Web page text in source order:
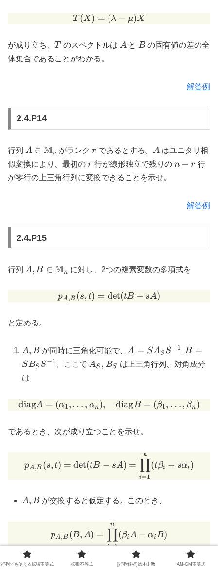
T(X) = ( \lambda - \mu )
T (X) = (λ − μ)X
が成り立ち、 T
T のスペクトルは A
A と B
Bの固有値の差の全
体集合であることがわかる。
解答例
2.4.P14
行列
A \in
\mathbb{M}_n
A ∈ Mn がランク r
r であるとする。 A
A はユニタリ相
似変換により、最初の r
r 行が線形独立で残りの n-
n − r 行
が零行の上三角行列に変換できることを示せ。
解答例
2.4.P15
行列
A, B \in
A, B ∈ Mn に対し、2つの複素変数の多項式を
p_{A,B}(s,t) = \det(t B -
pA,B (s, t) = det(tB − sA)
と定める。
A,
B
A, B が同時に三角化可能で、
A = S
A_S
S^{-1}
A = SAS S−1, B = S
B_S
B =
SBS S−1 、ここで A_S,
AS , BS は上三角行列、対角成分
は
\mathrm{diag} A =
diagA = (α1, … , αn), diagB = (β1, … , βn)
であるとき、次が成り立つことを示せ。
p_{A,B}(s,t) = \det(t B -
pA,B (s, t) = det(tB − sA) =
i=1
∏
n
(tβi − sαi )
A,
A, B が交換すると仮定する。このとき、
p_{A,B}(B,A) =
pA,B (B, A) =
i=1
∏
n
(βiA − αiB)
= (∏
n
(β − αiBS))S
行列でも使える拡張不等式 拡張不等式 [行列解析]総本山📚 AM-GM不等式